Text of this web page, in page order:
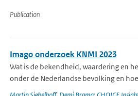
Publication
Imago onderzoek KNMI 2023
Wat is de bekendheid, waardering en
onder de Nederlandse bevolking en